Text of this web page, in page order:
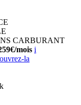
CARBURANT
mois i
la